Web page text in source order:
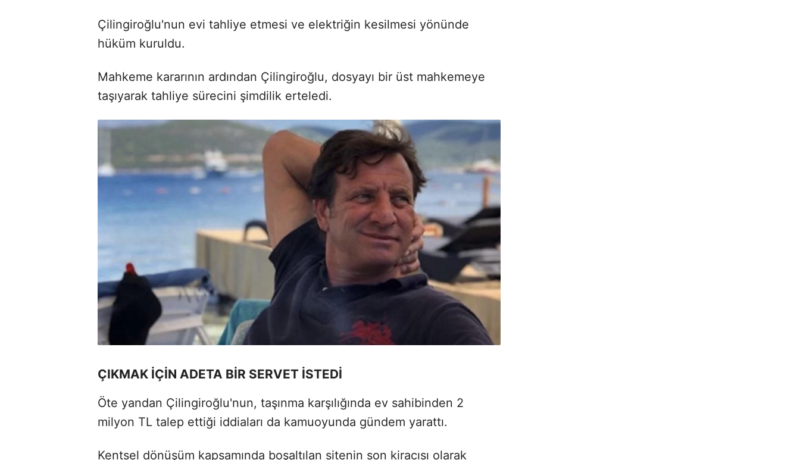
Çilingiroğlu'nun evi tahliye etmesi ve elektriğin kesilmesi yönünde
hüküm kuruldu.
Mahkeme kararının ardından Çilingiroğlu, dosyayı bir üst mahkemeye
taşıyarak tahliye sürecini şimdilik erteledi.
ÇIKMAK İÇİN ADETA BİR SERVET İSTEDİ
Öte yandan Çilingiroğlu'nun, taşınma karşılığında ev sahibinden 2
milyon TL talep ettiği iddiaları da kamuoyunda gündem yarattı.
Kentsel dönüşüm kapsamında boşaltılan sitenin son kiracısı olarak